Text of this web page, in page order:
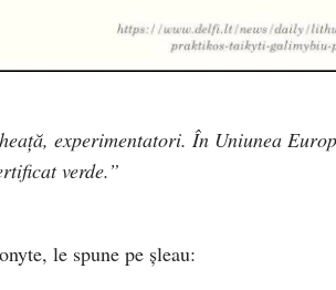
experimentatori. În Uniunea
verde.”
le spune pe șleau: